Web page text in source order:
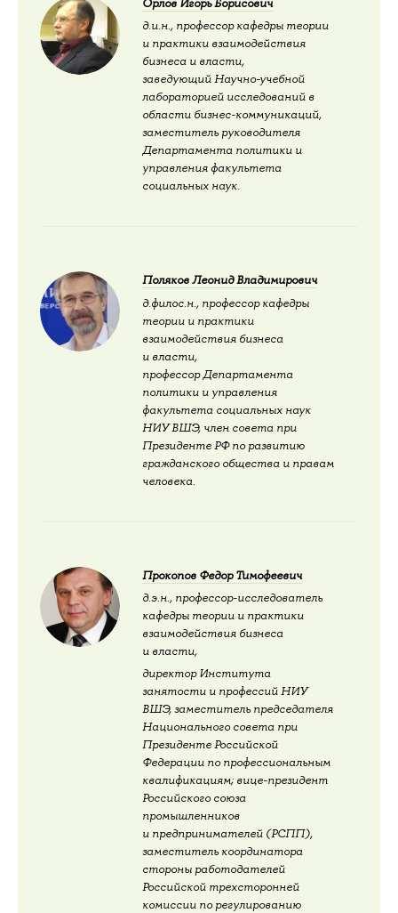
Орлов Игорь Борисович
д.и.н., профессор кафедры теории
и практики взаимодействия
бизнеса и власти,
заведующий Научно-учебной
лабораторией исследований в
области бизнес-коммуникаций,
заместитель руководителя
Департамента политики и
управления факультета
социальных наук.
Поляков Леонид Владимирович
д.филос.н., профессор кафедры
теории и практики
взаимодействия бизнеса
и власти,
профессор Департамента
политики и управления
факультета социальных наук
НИУ ВШЭ, член совета при
Президенте РФ по развитию
гражданского общества и правам
человека.
Прокопов Федор Тимофеевич
д.э.н., профессор-исследователь
кафедры теории и практики
взаимодействия бизнеса
и власти,
директор Института
занятости и профессий НИУ
ВШЭ, заместитель председателя
Национального совета при
Президенте Российской
Федерации по профессиональным
квалификациям; вице-президент
Российского союза
промышленников
и предпринимателей (РСПП),
заместитель координатора
стороны работодателей
Российской трехсторонней
комиссии по регулированию